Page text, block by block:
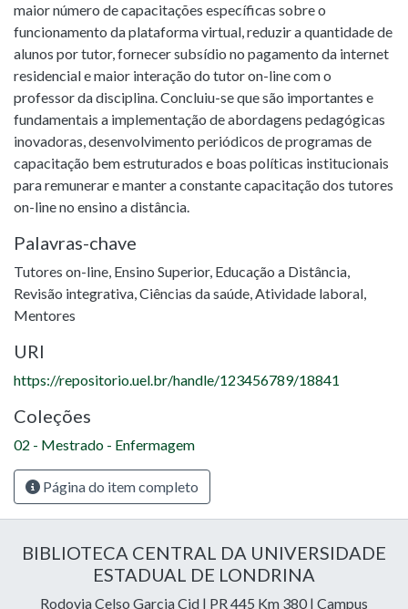
maior número de capacitações específicas sobre o
funcionamento da plataforma virtual, reduzir a quantidade de
alunos por tutor, fornecer subsídio no pagamento da internet
residencial e maior interação do tutor on-line com o
professor da disciplina. Concluiu-se que são importantes e
fundamentais a implementação de abordagens pedagógicas
inovadoras, desenvolvimento periódicos de programas de
capacitação bem estruturados e boas políticas institucionais
para remunerar e manter a constante capacitação dos tutores
on-line no ensino a distância.
Palavras-chave
Tutores on-line, Ensino Superior, Educação a Distância,
Revisão integrativa,Ciências da saúde,Atividade laboral,
Mentores
URI
https://repositorio.uel.br/handle/123456789/18841
Coleções
02 - Mestrado - Enfermagem
Página do item completo
BIBLIOTECA CENTRAL DA UNIVERSIDADE
ESTADUAL DE LONDRINA
Rodovia Celso Garcia Cid | PR 445 Km 380 | Campus